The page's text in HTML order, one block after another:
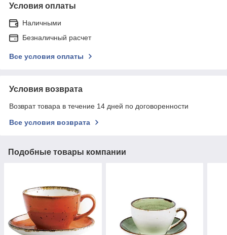
Условия оплаты
Наличными
Безналичный расчет
Все условия оплаты
Условия возврата
Возврат товара в течение 14 дней по договоренности
Все условия возврата
Подобные товары компании